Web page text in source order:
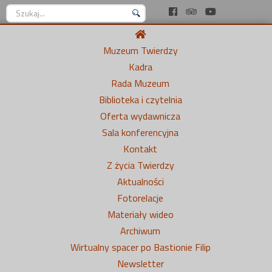
Szukaj...
Muzeum Twierdzy
Kadra
Rada Muzeum
Biblioteka i czytelnia
Oferta wydawnicza
Sala konferencyjna
Kontakt
Z życia Twierdzy
Aktualności
Fotorelacje
Materiały wideo
Archiwum
Wirtualny spacer po Bastionie Filip
Newsletter